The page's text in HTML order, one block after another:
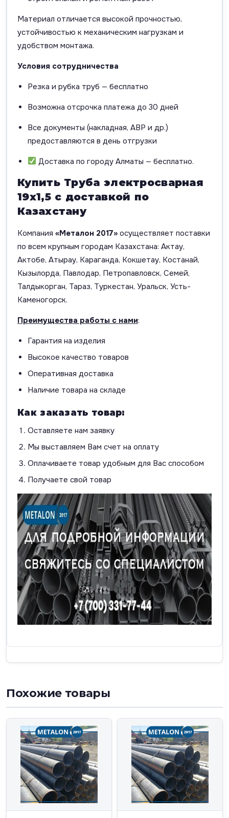
Материал отличается высокой прочностью,
устойчивостью к механическим нагрузкам и
удобством монтажа.
Условия сотрудничества
Резка и рубка труб — бесплатно
Возможна отсрочка платежа до 30 дней
Все документы (накладная, АВР и др.)
предоставляются в день отгрузки
Доставка по городу Алматы — бесплатно.
Купить Труба электросварная
19х1,5 с доставкой по
Казахстану
Компания «Металон 2017» осуществляет поставки
по всем крупным городам Казахстана: Актау,
Актобе, Атырау, Караганда, Кокшетау, Костанай,
Кызылорда, Павлодар, Петропавловск, Семей,
Талдыкорган, Тараз, Туркестан, Уральск, Усть-
Каменогорск.
Преимущества работы с нами:
Гарантия на изделия
Высокое качество товаров
Оперативная доставка
Наличие товара на складе
Как заказать товар:
Оставляете нам заявку
Мы выставляем Вам счет на оплату
Оплачиваете товар удобным для Вас способом
Получаете свой товар
Похожие товары